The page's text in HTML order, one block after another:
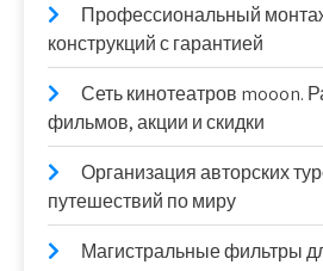
Профессиональный
конструкций с гарантией
Сеть кинотеатров mooon.
фильмов, акции и скидки
Организация авторских
путешествий по миру
Магистральные фильтры